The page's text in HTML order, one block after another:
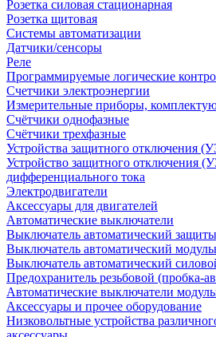
Розетка силовая стационарная
Розетка щитовая
Системы автоматизации
Датчики/сенсоры
Реле
Программируемые логические
Счетчики электроэнергии
Измерительные приборы,
Счётчики однофазные
Счётчики трехфазные
Устройства защитного отключения
Устройство защитного отключения
дифференциального тока
Электродвигатели
Аксессуары для двигателей
Автоматические выключатели
Выключатель автоматический
Выключатель автоматический
Выключатель автоматический
Предохранитель резьбовой (пробка-
Автоматические выключатели
Аксессуары и прочее оборудование
Низковольтные устройства